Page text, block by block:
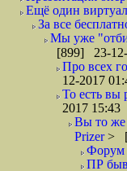
Ещё один
За все
Мы уже
[899] 23-
Про всех
12-2017
То есть вы
2017 15:43
Вы то же
Prizer>
Форум
ПР